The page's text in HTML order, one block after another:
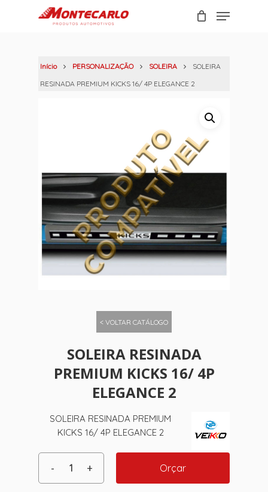
Menu
Carrinho
Início PERSONALIZAÇÃO SOLEIRA
SOLEIRA
RESINADA PREMIUM KICKS 16/ 4P ELEGANCE 2
< VOLTAR CATÁLOGO
SOLEIRA RESINADA
PREMIUM KICKS 16/ 4P
ELEGANCE 2
SOLEIRA RESINADA PREMIUM
KICKS 16/ 4P ELEGANCE 2
Orçar